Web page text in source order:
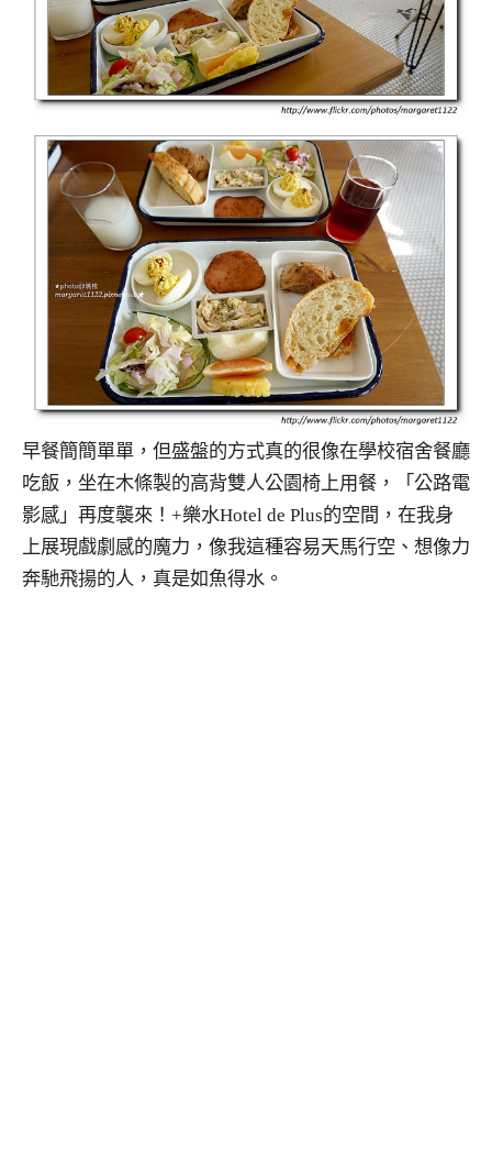
早餐簡簡單單，但盛盤的方式真的很像在學校宿舍餐廳
吃飯，坐在木條製的高背雙人公園椅上用餐，「公路電
影感」再度襲來！+樂水Hotel de Plus的空間，在我身
上展現戲劇感的魔力，像我這種容易天馬行空、想像力
奔馳飛揚的人，真是如魚得水。